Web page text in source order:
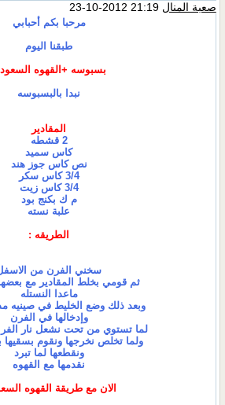
صعبة المنال 21:19 2012-10-23
مرحبا بكم أحبابي
طبقنا اليوم
بسبوسه +القهوه
نبدا بالبسبوسه
المقادير
2 قشطه
كاس سميد
نص كاس جوز هند
3/4 كاس سكر
3/4 كاس زيت
م ك بكنج بود
علبة نسته
الطريقه :
سخني الفرن من
ثم قومي بخلط المقادير مع
ماعدا النستله
وبعد ذلك وضع الخليط في صينيه
وإدخالها في الفرن
لما تستوي من تحت نشعل نار
ولما تخلص نخرجها ونقوم بسقيها
ونقطعها لما تبرد
نقدمها مع القهوه
الان مع طريقة القهوه